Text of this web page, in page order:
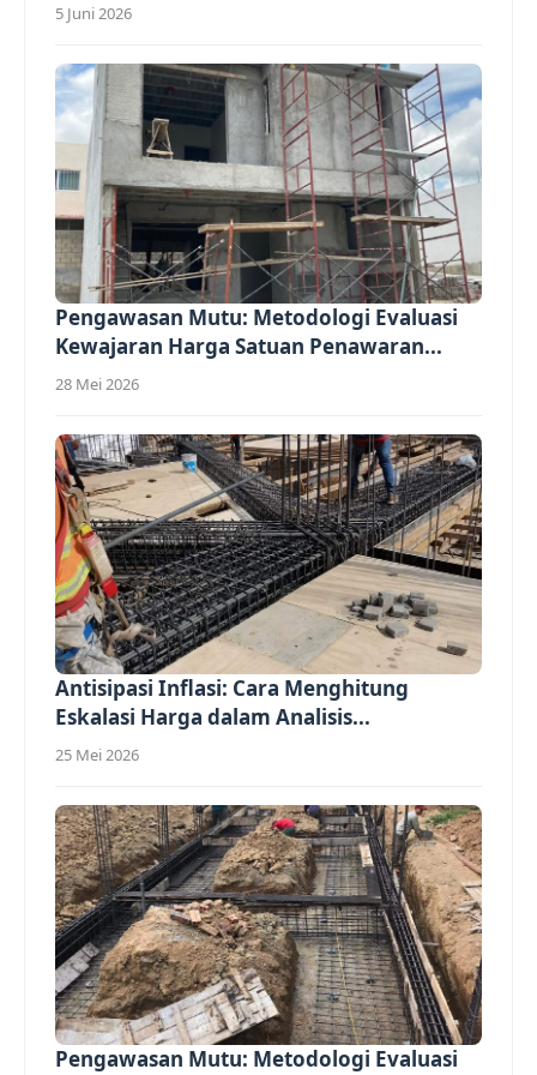
5 Juni 2026
Pengawasan Mutu: Metodologi Evaluasi
Kewajaran Harga Satuan Penawaran...
28 Mei 2026
Antisipasi Inflasi: Cara Menghitung
Eskalasi Harga dalam Analisis...
25 Mei 2026
Pengawasan Mutu: Metodologi Evaluasi